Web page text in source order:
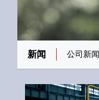
新闻 公司新闻